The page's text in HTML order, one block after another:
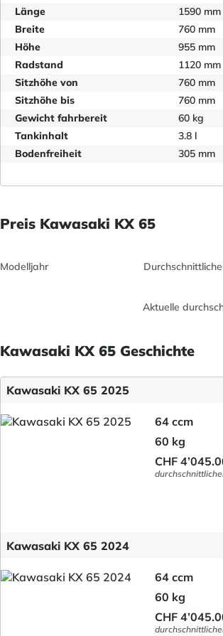
Länge
1590 mm
Breite
760 mm
Höhe
955 mm
Radstand
1120 mm
Sitzhöhe von
760 mm
Sitzhöhe bis
760 mm
Gewicht fahrbereit
60 kg
Tankinhalt
3.8 l
Bodenfreiheit
305 mm
Preis Kawasaki KX 65
Modelljahr
Aktuelle
Kawasaki KX 65 Geschichte
Kawasaki KX 65 2025
64 ccm
60 kg
CHF
Kawasaki KX 65 2024
64 ccm
60 kg
CHF